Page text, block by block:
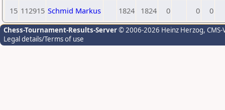
15 112915 Schmid Markus 1824 1824 0 0 0
Chess-Tournament-Results-Server© 2006-2026 Heinz Herzog,
Legal details/Terms of use